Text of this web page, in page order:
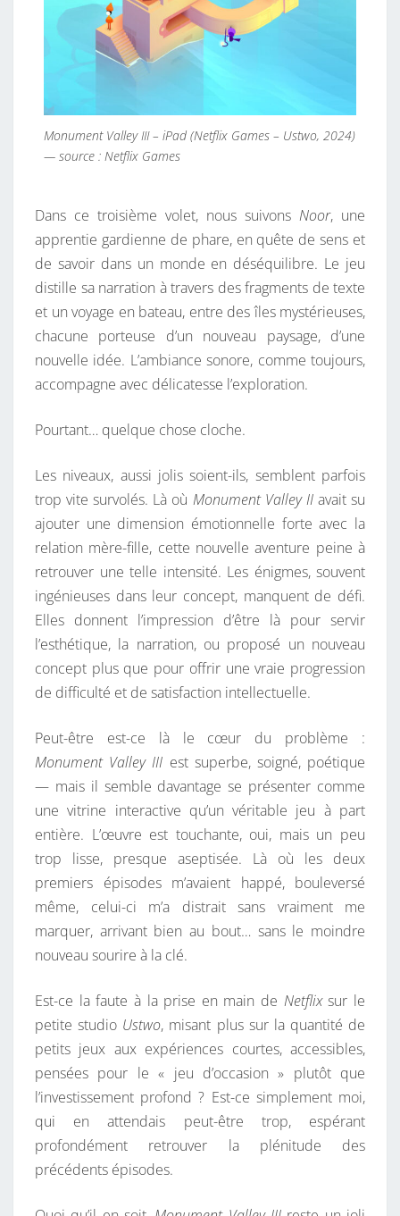
Monument Valley III – iPad (Netflix Games – Ustwo, 2024)
— source : Netflix Games
Dans ce troisième volet, nous suivons Noor, une
apprentie gardienne de phare, en quête de sens et
de savoir dans un monde en déséquilibre. Le jeu
distille sa narration à travers des fragments de texte
et un voyage en bateau, entre des îles mystérieuses,
chacune porteuse d’un nouveau paysage, d’une
nouvelle idée. L’ambiance sonore, comme toujours,
accompagne avec délicatesse l’exploration.
Pourtant… quelque chose cloche.
Les niveaux, aussi jolis soient-ils, semblent parfois
trop vite survolés. Là où Monument Valley IIavait su
ajouter une dimension émotionnelle forte avec la
relation mère-fille, cette nouvelle aventure peine à
retrouver une telle intensité. Les énigmes, souvent
ingénieuses dans leur concept, manquent de défi.
Elles donnent l’impression d’être là pour servir
l’esthétique, la narration, ou proposé un nouveau
concept plus que pour offrir une vraie progression
de difficulté et de satisfaction intellectuelle.
Peut-être est-ce là le cœur du problème :
Monument Valley III est superbe, soigné, poétique
— mais il semble davantage se présenter comme
une vitrine interactive qu’un véritable jeu à part
entière. L’œuvre est touchante, oui, mais un peu
trop lisse, presque aseptisée. Là où les deux
premiers épisodes m’avaient happé, bouleversé
même, celui-ci m’a distrait sans vraiment me
marquer, arrivant bien au bout… sans le moindre
nouveau sourire à la clé.
Est-ce la faute à la prise en main de Netflixsur le
petite studio Ustwo, misant plus sur la quantité de
petits jeux aux expériences courtes, accessibles,
pensées pour le « jeu d’occasion » plutôt que
l’investissement profond ? Est-ce simplement moi,
qui en attendais peut-être trop, espérant
profondément retrouver la plénitude des
précédents épisodes.